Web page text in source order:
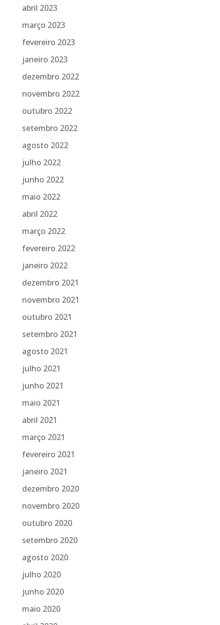
abril 2023
março 2023
fevereiro 2023
janeiro 2023
dezembro 2022
novembro 2022
outubro 2022
setembro 2022
agosto 2022
julho 2022
junho 2022
maio 2022
abril 2022
março 2022
fevereiro 2022
janeiro 2022
dezembro 2021
novembro 2021
outubro 2021
setembro 2021
agosto 2021
julho 2021
junho 2021
maio 2021
abril 2021
março 2021
fevereiro 2021
janeiro 2021
dezembro 2020
novembro 2020
outubro 2020
setembro 2020
agosto 2020
julho 2020
junho 2020
maio 2020